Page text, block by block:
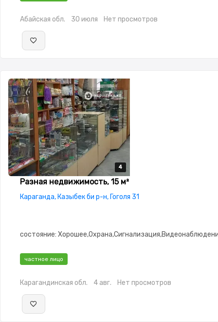
Абайская обл. 30 июля Нет просмотров
4
4
4
4
Разная недвижимость, 15 м²
Караганда, Казыбек би р-н, Гоголя 31
состояние:
частное лицо
Карагандинская обл. 4 авг. Нет просмотров